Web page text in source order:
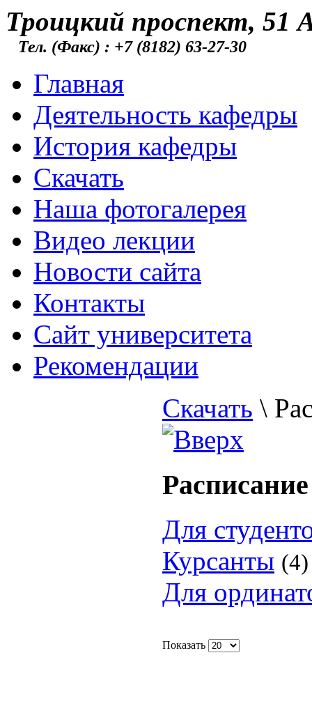
Троицкий проспект, 51
Тел. (Факс) : +7 (8182) 63-27-30
Главная
Деятельность кафедры
История кафедры
Скачать
Наша фотогалерея
Видео лекции
Новости сайта
Контакты
Cайт университета
Рекомендации
Скачать \
Расписание
Для
Курсанты (4)
Для
Показать